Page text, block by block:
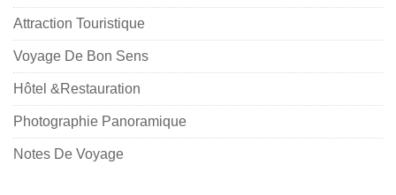
Attraction Touristique
Voyage De Bon Sens
Hôtel &Restauration
Photographie Panoramique
Notes De Voyage